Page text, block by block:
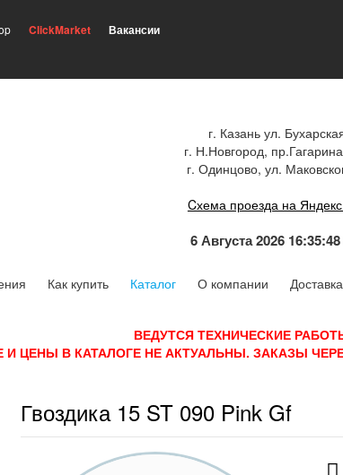
ClickMarket Вакансии
г. Казань ул.
г. Н.Новгород,
г. Одинцово, ул.
Cхема проезда на
6 Августа 2026
Как купить Каталог О компании Доставка
ВЕДУТСЯ ТЕХНИЧЕСКИЕ
И ЦЕНЫ В КАТАЛОГЕ НЕ АКТУАЛЬНЫ. ЗАКАЗЫ
Гвоздика 15 ST 090 Pink Gf